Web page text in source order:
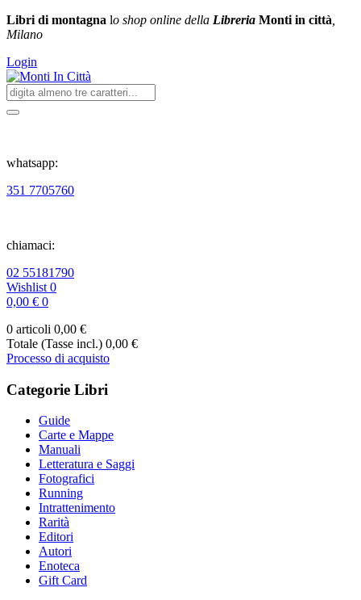
Libri di montagna lo shop online della Libreria Monti in città
Milano
Login
whatsapp:
351 7705760
chiamaci:
02 55181790
Wishlist 0
0,00 € 0
0 articoli 0,00 €
Totale (Tasse incl.) 0,00 €
Processo di acquisto
Categorie Libri
Guide
Carte e Mappe
Manuali
Letteratura e Saggi
Fotografici
Running
Intrattenimento
Rarità
Editori
Autori
Enoteca
Gift Card